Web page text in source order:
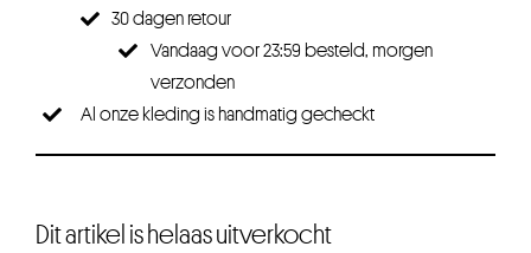
30 dagen retour
Vandaag voor 23:59 besteld, morgen
verzonden
Al onze kleding is handmatig gecheckt
Dit artikel is helaas uitverkocht